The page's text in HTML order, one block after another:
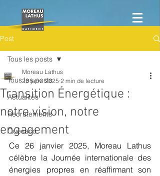
Post
Tous les posts
Actualités
Recrutements
Quésaco
Tous les posts
Transition Énergétique :
notre vision, notre
engagement
Moreau Lathus
23 janv. 2025 2 min de lecture
Ce 26 janvier 2025, Moreau Lathus
célèbre la Journée internationale des
énergies propres en réaffirmant son